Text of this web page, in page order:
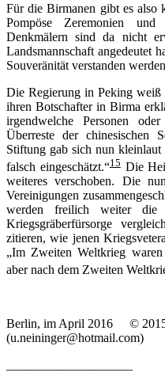
Für die Birmanen gibt es also
Pompöse Zeremonien
Denkmälern sind da nicht
Landsmannschaft angedeutet
Souveränität verstanden
Die Regierung in Peking
ihren Botschafter in Birma
irgendwelche Personen
Überreste der chinesischen
Stiftung gab sich nun kleinlaut
falsch eingeschätzt.“15Die
weiteres verschoben. Die
Vereinigungen
werden freilich weiter die
Kriegsgräberfürsorge
zitieren, wie jenen
„Im Zweiten Weltkrieg
aber nach dem Zweiten
Berlin, im April 2016 © 2015
(u.neininger@hotmail.com)